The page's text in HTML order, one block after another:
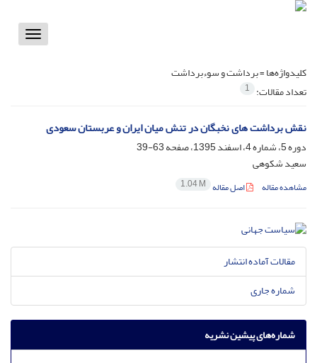
Toggle
کلیدواژه‌ها =برداشت‌ و سوءبرداشت
تعداد مقالات: 1
نقش برداشت های نخبگان در تنش میان ایران و عربستان سعودی
دوره 5، شماره 4، اسفند 1395، صفحه
63-39
سعید شکوهی
مشاهده مقاله اصل مقاله 1.04 M
مقالات آماده انتشار
شماره جاری
شماره‌های پیشین نشریه